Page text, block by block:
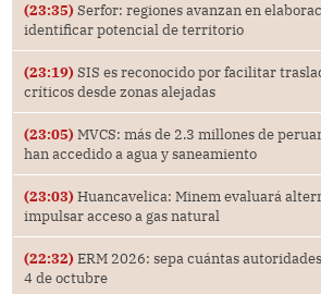
(23:35) Serfor: regiones avanzan en
identificar potencial de territorio
(23:19) SIS es reconocido por facilitar
críticos desde zonas alejadas
(23:05) MVCS: más de 2.3 millones de
han accedido a agua y saneamiento
(23:03) Huancavelica: Minem evaluará
impulsar acceso a gas natural
(22:32) ERM 2026: sepa cuántas
4 de octubre